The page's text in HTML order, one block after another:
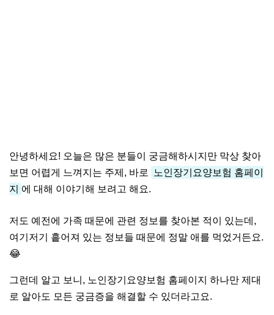
안녕하세요! 오늘은 많은 분들이 궁금해하시지만 막상 찾아
보면 어렵게 느껴지는 주제, 바로
노인장기요양보험 홈페이
지
에 대해 이야기해 보려고 해요.
저도 예전에 가족 때문에 관련 정보를 찾아본 적이 있는데,
여기저기 흩어져 있는 정보들 때문에 정말 애를 먹었거든요.
😂
그런데 알고 보니, 노인장기요양보험 홈페이지 하나만 제대
로 알아도 모든 궁금증을 해결할 수 있더라고요.